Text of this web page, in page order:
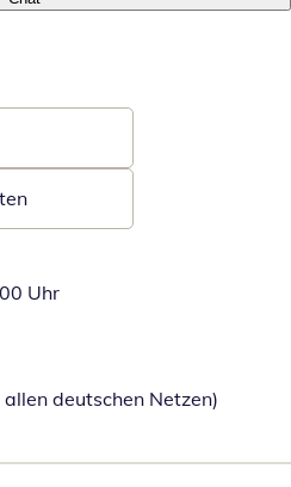
Uhr
deutschen Netzen)